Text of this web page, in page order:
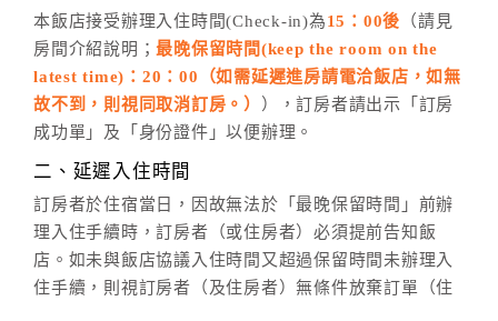
五、客服時間
週一至週日，上午9:00～晚上6:00
六、聯絡方式
週一至週日： 客服聯絡單 、LINE@ 、電話：
本飯店接受辦理入住時間(Check-in)為15：00後 （請見
房間介紹說明；最晚保留時間(keep the room on the
latest time)：20：00（如需延遲進房請電洽飯店，如無
故不到，則視同取消訂房。）
），訂房者請出示「訂房
成功單」及「身份證件」以便辦理。
二、延遲入住時間
訂房者於住宿當日，因故無法於「最晚保留時間」前辦
理入住手續時，訂房者（或住房者）必須提前告知飯
店。如未與飯店協議入住時間又超過保留時間未辦理入
住手續，則視訂房者（及住房者）無條件放棄訂單（住